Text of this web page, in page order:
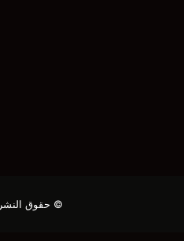
© حقوق النشر 2026، جميع الحقوق محفوظة |